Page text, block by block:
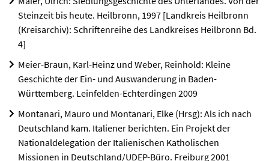
Steinzeit bis heute. Heilbronn, 1997 [Landkreis Heilbronn
(Kreisarchiv): Schriftenreihe des Landkreises Heilbronn Bd.
4]
Meier-Braun, Karl-Heinz und Weber, Reinhold: Kleine
Geschichte der Ein- und Auswanderung in Baden-
Württemberg. Leinfelden-Echterdingen 2009
Montanari, Mauro und Montanari, Elke (Hrsg): Als ich nach
Deutschland kam. Italiener berichten. Ein Projekt der
Nationaldelegation der Italienischen Katholischen
Missionen in Deutschland/UDEP-Büro. Freiburg 2001